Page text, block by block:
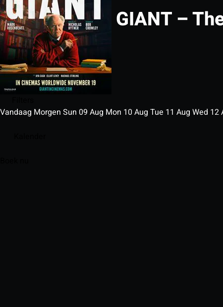
GIANT –
Vandaag Morgen Sun 09 Aug Mon 10 Aug Tue 11 Aug Wed 12